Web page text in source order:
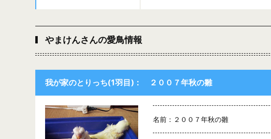
やまけんさんの愛鳥情報
我が家のとりっち(1羽目)： ２００７年秋の雛
名前：２００７年秋の雛